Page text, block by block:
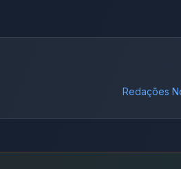
Redações